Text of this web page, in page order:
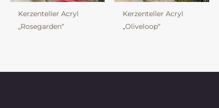
Kerzenteller Acryl
„Rosegarden“
Kerzenteller Acryl
„Oliveloop“